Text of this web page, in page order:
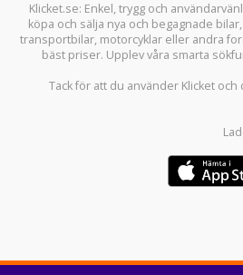
Klicket.se: Enkel, trygg och
köpa och sälja nya och begagnade bilar,
transportbilar, motorcyklar eller andra
bäst priser. Upplev våra smarta
Tack för att du använder Klicket och